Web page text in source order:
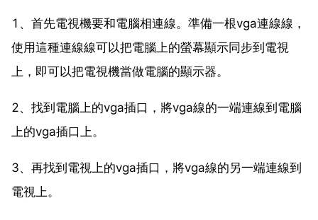
1、首先電視機要和電腦相連線。準備一根vga連線線，
使用這種連線線可以把電腦上的螢幕顯示同步到電視
上，即可以把電視機當做電腦的顯示器。
2、找到電腦上的vga插口，將vga線的一端連線到電腦
上的vga插口上。
3、再找到電視上的vga插口，將vga線的另一端連線到
電視上。